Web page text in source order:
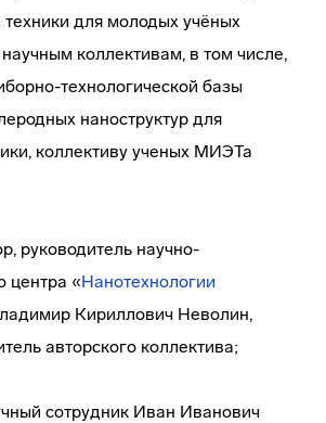
техники для молодых учёных
коллективам, в том числе,
технологической базы
наноструктур для
коллективу ученых МИЭТа
руководитель научно-
центра «Нанотехнологии
Кириллович Неволин,
авторского коллектива;
сотрудник Иван Иванович